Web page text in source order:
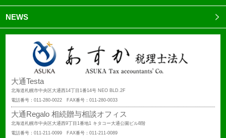
NEWS
大通Testa
北海道札幌市中央区大通西14丁目1番14号 NEO BLD.2F
電話番号：011-280-0022 FAX番号：011-280-0033
大通Regalo 相続贈与相談オフィス
北海道札幌市中央区大通西9丁目1番地1 キタコー大通公園ビル8階
電話番号：011-211-0099 FAX番号：011-211-0089